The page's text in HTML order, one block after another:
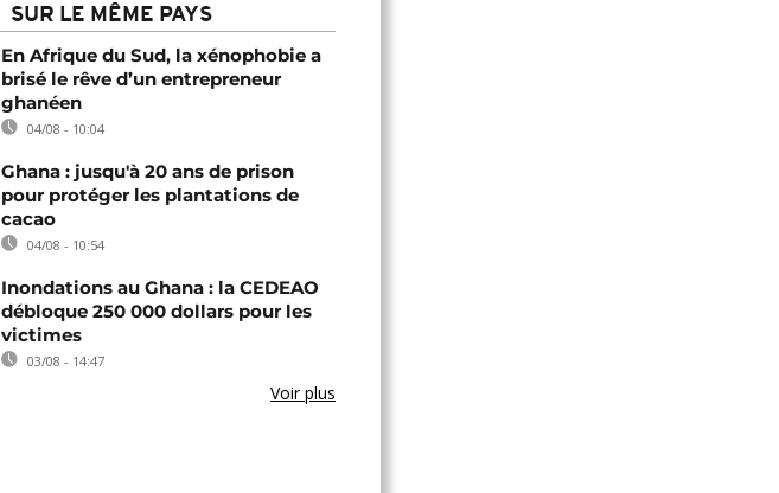
SUR LE MÊME PAYS
En Afrique du Sud, la xénophobie a
brisé le rêve d’un entrepreneur
ghanéen
04/08 - 10:04
Ghana : jusqu'à 20 ans de prison
pour protéger les plantations de
cacao
04/08 - 10:54
Inondations au Ghana : la CEDEAO
débloque 250 000 dollars pour les
victimes
03/08 - 14:47
Voir plus